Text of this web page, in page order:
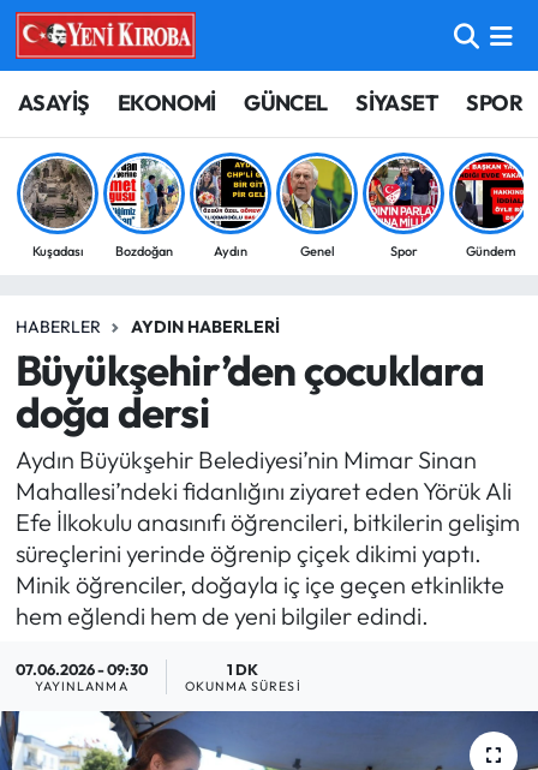
ASAYİŞ EKONOMİ GÜNCEL SİYASET SPOR
Kuşadası Bozdoğan Aydın Genel Spor Gündem
HABERLER AYDIN HABERLERI
Büyükşehir’den çocuklara
doğa dersi
Aydın Büyükşehir Belediyesi’nin Mimar Sinan
Mahallesi’ndeki fidanlığını ziyaret eden Yörük Ali
Efe İlkokulu anasınıfı öğrencileri, bitkilerin gelişim
süreçlerini yerinde öğrenip çiçek dikimi yaptı.
Minik öğrenciler, doğayla iç içe geçen etkinlikte
hem eğlendi hem de yeni bilgiler edindi.
07.06.2026 - 09:30
YAYINLANMA
1 DK
OKUNMA SÜRESI
ASAYİŞ
BİLİM-TEKNOLOJİ
ÇEVRE
EĞİTİM
EKONOMİ
GÜNCEL
GÜNDEM
MAGAZİN
SPOR
Aydın Nöbetçi Eczaneler
Aydın Hava Durumu
Aydin Namaz Vakitleri
Süper Lig Puan Durumu ve Fikstür
Tüm Manşetler
Son Dakika Haberleri
Haber Arşivi